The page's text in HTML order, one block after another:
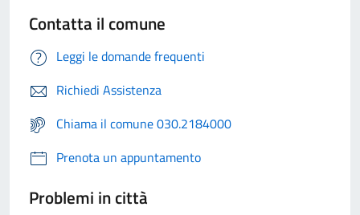
Contatta il comune
Leggi le domande frequenti
Richiedi Assistenza
Chiama il comune 030.2184000
Prenota un appuntamento
Problemi in città